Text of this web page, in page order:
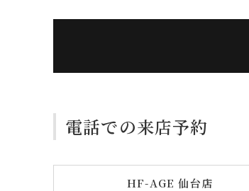
電話での来店予約
HF-AGE 仙台店